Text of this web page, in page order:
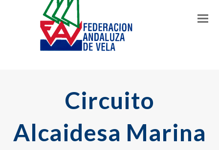
Circuito
Alcaidesa Marina